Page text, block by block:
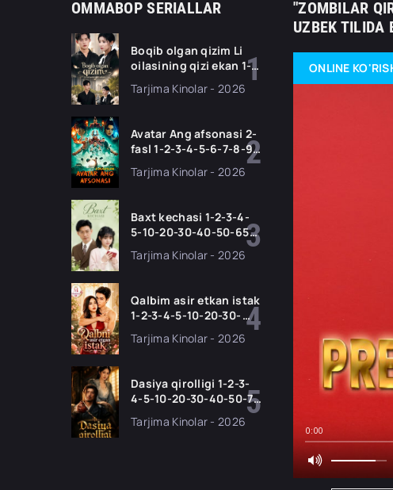
OMMABOP SERIALLAR
Boqib olgan qizim Li
oilasining qizi ekan 1-
70-80 Qism drama
2026 HD skachat
Tarjima Kinolar - 2026
Avatar Ang afsonasi 2-
fasl 1-2-3-4-5-6-7-8-9-
Barcha qismlari Uzbek
Tarjima Kinolar - 2026
Baxt kechasi 1-2-3-4-
5-10-20-30-40-50-65
seriali uzbek tilida
Tarjima Kinolar - 2026
Qalbim asir etkan istak
1-2-3-4-5-10-20-30-
50-60-70-80-90 Qism
drama koreya seriali
skachat
Tarjima Kinolar - 2026
Dasiya qirolligi 1-2-3-
4-5-10-20-30-40-50-70
seriali uzbek tilida
Tarjima Kinolar - 2026
"ZOMBILAR
UZBEK TILIDA
ONLINE
0:00